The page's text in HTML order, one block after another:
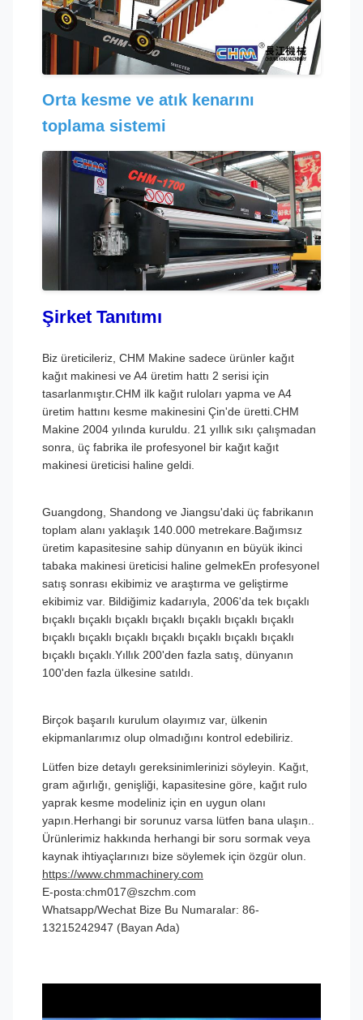
Orta kesme ve atık kenarını
toplama sistemi
Şirket Tanıtımı
Biz üreticileriz, CHM Makine sadece ürünler kağıt
kağıt makinesi ve A4 üretim hattı 2 serisi için
tasarlanmıştır.CHM ilk kağıt ruloları yapma ve A4
üretim hattını kesme makinesini Çin'de üretti.CHM
Makine 2004 yılında kuruldu. 21 yıllık sıkı çalışmadan
sonra, üç fabrika ile profesyonel bir kağıt kağıt
makinesi üreticisi haline geldi.
Guangdong, Shandong ve Jiangsu'daki üç fabrikanın
toplam alanı yaklaşık 140.000 metrekare.Bağımsız
üretim kapasitesine sahip dünyanın en büyük ikinci
tabaka makinesi üreticisi haline gelmekEn profesyonel
satış sonrası ekibimiz ve araştırma ve geliştirme
ekibimiz var. Bildiğimiz kadarıyla, 2006'da tek bıçaklı
bıçaklı bıçaklı bıçaklı bıçaklı bıçaklı bıçaklı bıçaklı
bıçaklı bıçaklı bıçaklı bıçaklı bıçaklı bıçaklı bıçaklı
bıçaklı bıçaklı.Yıllık 200'den fazla satış, dünyanın
100'den fazla ülkesine satıldı.
Birçok başarılı kurulum olayımız var, ülkenin
ekipmanlarımız olup olmadığını kontrol edebiliriz.
Lütfen bize detaylı gereksinimlerinizi söyleyin. Kağıt,
gram ağırlığı, genişliği, kapasitesine göre, kağıt rulo
yaprak kesme modeliniz için en uygun olanı
yapın.Herhangi bir sorunuz varsa lütfen bana ulaşın..
Ürünlerimiz hakkında herhangi bir soru sormak veya
kaynak ihtiyaçlarınızı bize söylemek için özgür olun.
https://www.chmmachinery.com
E-posta:chm017@szchm.com
Whatsapp/Wechat Bize Bu Numaralar: 86-
13215242947 (Bayan Ada)